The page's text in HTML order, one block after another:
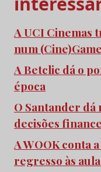
A UCI Cinemas
num (Cine)Game
A Betclic dá o
época
O Santander dá
decisões
A WOOK conta
regresso às